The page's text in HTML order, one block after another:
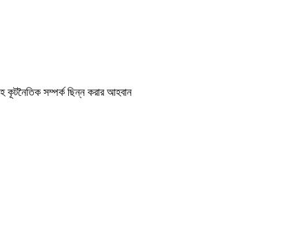
কূটনৈতিক সম্পর্ক ছিন্ন করার আহবান